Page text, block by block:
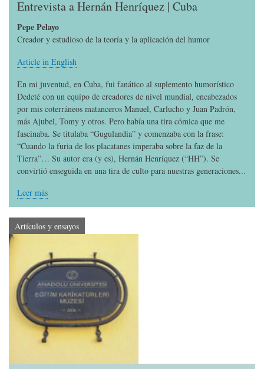
Entrevista a Hernán Henríquez | Cuba
Pepe Pelayo
Creador y estudioso de la teoría y la aplicación del humor
Article in English
En mi juventud, en Cuba, fui fanático al suplemento humorístico
Dedeté con un equipo de creadores de nivel mundial, encabezados
por mis coterráneos matanceros Manuel, Carlucho y Juan Padrón,
más Ajubel, Tomy y otros. Pero había una tira cómica que me
fascinaba. Se titulaba “Gugulandia” y comenzaba con la frase:
“Cuando la furia de los placatanes imperaba sobre la faz de la
Tierra”… Su autor era (y es), Hernán Henríquez (“HH”). Se
convirtió enseguida en una tira de culto para nuestras generaciones...
Leer más
Artículos y ensayos